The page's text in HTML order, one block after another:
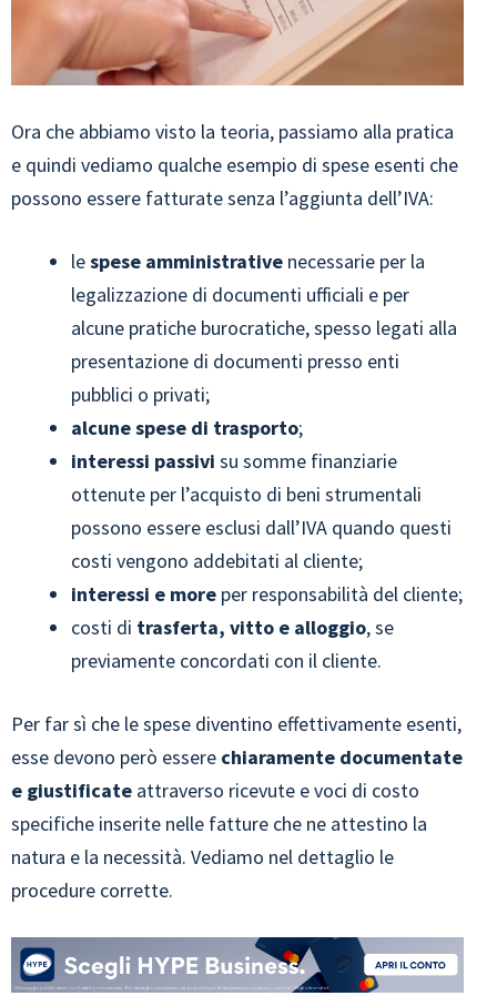
Ora che abbiamo visto la teoria, passiamo alla pratica
e quindi vediamo qualche esempio di spese esenti che
possono essere fatturate senza l’aggiunta dell’IVA:
lespese amministrative necessarie per la
legalizzazione di documenti ufficiali e per
alcune pratiche burocratiche, spesso legati alla
presentazione di documenti presso enti
pubblici o privati;
alcune spese di trasporto;
interessi passivi su somme finanziarie
ottenute per l’acquisto di beni strumentali
possono essere esclusi dall’IVA quando questi
costi vengono addebitati al cliente;
interessi e more per responsabilità del cliente;
costi di trasferta, vitto e alloggio, se
previamente concordati con il cliente.
Per far sì che le spese diventino effettivamente esenti,
esse devono però essere chiaramente documentate
e giustificate attraverso ricevute e voci di costo
specifiche inserite nelle fatture che ne attestino la
natura e la necessità. Vediamo nel dettaglio le
procedure corrette.